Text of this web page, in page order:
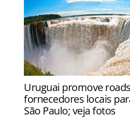
Atração foi fechada para
segurança dos visitantes
aumento no volume de
Uruguai promove
fornecedores locais
São Paulo; veja fotos